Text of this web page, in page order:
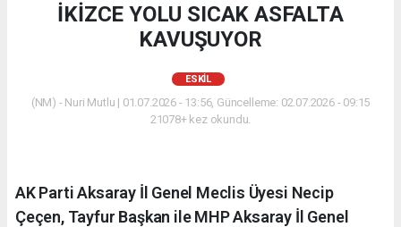
İKİZCE YOLU SICAK ASFALTA
KAVUŞUYOR
ESKİL
(NM) - Nuri Mutlu | 01.07.2026 - 13:56, Güncelleme: 02.07.2026 - 09:15
21078+ kez okundu.
AK Parti Aksaray İl Genel Meclis Üyesi Necip
Çeçen, Tayfur Başkan ile MHP Aksaray İl Genel